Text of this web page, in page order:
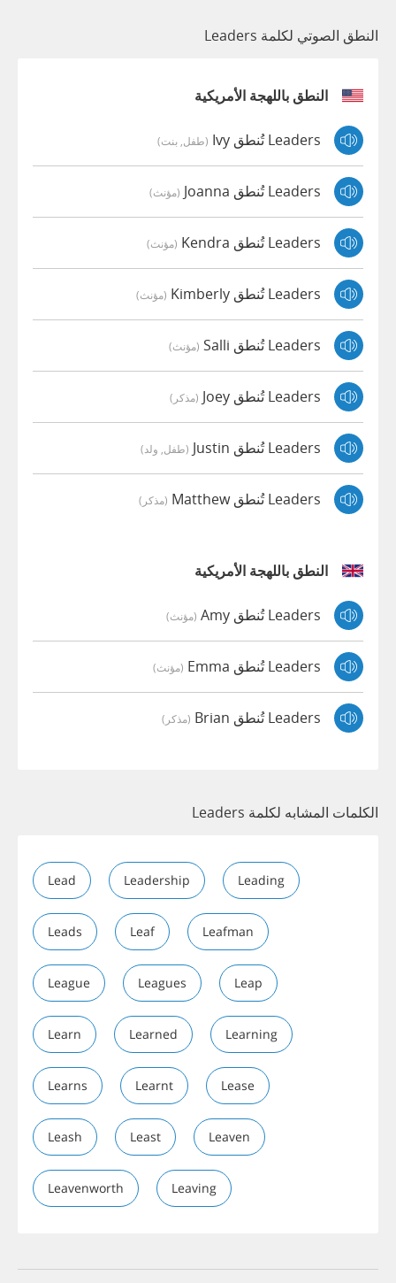
النطق الصوتي لكلمة Leaders
النطق باللهجة الأمريكية
Leaders تُنطق Ivy (طفل, بنت)
Leaders تُنطق Joanna (مؤنث)
Leaders تُنطق Kendra (مؤنث)
Leaders تُنطق Kimberly (مؤنث)
Leaders تُنطق Salli (مؤنث)
Leaders تُنطق Joey (مذكر)
Leaders تُنطق Justin (طفل, ولد)
Leaders تُنطق Matthew (مذكر)
النطق باللهجة الأمريكية
Leaders تُنطق Amy (مؤنث)
Leaders تُنطق Emma (مؤنث)
Leaders تُنطق Brian (مذكر)
الكلمات المشابه لكلمة Leaders
Lead Leadership Leading
Leads Leaf Leafman
League Leagues Leap
Learn Learned Learning
Learns Learnt Lease
Leash Least Leaven
Leavenworth Leaving